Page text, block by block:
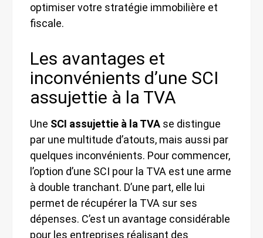
optimiser votre stratégie immobilière et
fiscale.
Les avantages et
inconvénients d’une SCI
assujettie à la TVA
Une SCI assujettie à la TVA se distingue
par une multitude d’atouts, mais aussi par
quelques inconvénients. Pour commencer,
l’option d’une SCI pour la TVA est une arme
à double tranchant. D’une part, elle lui
permet de récupérer la TVA sur ses
dépenses. C’est un avantage considérable
pour les entreprises réalisant des